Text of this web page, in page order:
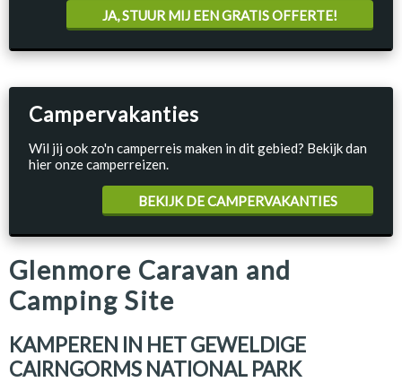
Glenmore Caravan and
Camping Site
KAMPEREN IN HET GEWELDIGE
CAIRNGORMS NATIONAL PARK
JA, STUUR MIJ EEN GRATIS OFFERTE!
Campervakanties
Wil jij ook zo'n camperreis maken in dit gebied? Bekijk dan
hier onze camperreizen.
BEKIJK DE CAMPERVAKANTIES